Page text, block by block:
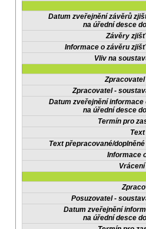
Datum zveřejnění závěrů
na úřední desce
Závěry
Informace o závěru
Vliv na
Zpracovatel -
Datum zveřejnění informace
na úřední desce
Termín pro
Text přepracované/
Informace
Posuzovatel -
Datum zveřejnění
na úřední desce